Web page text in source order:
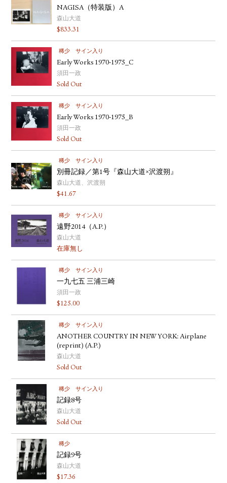
NAGISA（特装版）A
森山大道
$833.31
稀少 サイン入り
Early Works 1970-1975_C
須田一政
Sold Out
稀少 サイン入り
Early Works 1970-1975_B
須田一政
Sold Out
稀少 サイン入り
別冊記録／第1号『森山大道×沢渡朔』
森山大道、沢渡朔
$41.67
稀少 サイン入り
遠野2014（A.P.）
森山大道
在庫無し
稀少 サイン入り
一九七五 三浦三崎
須田一政
$125.00
稀少 サイン入り
ANOTHER COUNTRY IN NEW YORK: Airplane
(reprint) (A.P.)
森山大道
Sold Out
稀少 サイン入り
記録8号
森山大道
Sold Out
稀少
記録9号
森山大道
$17.36